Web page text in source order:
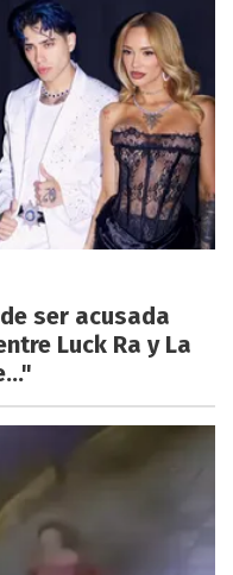
ser acusada
Luck Ra y La